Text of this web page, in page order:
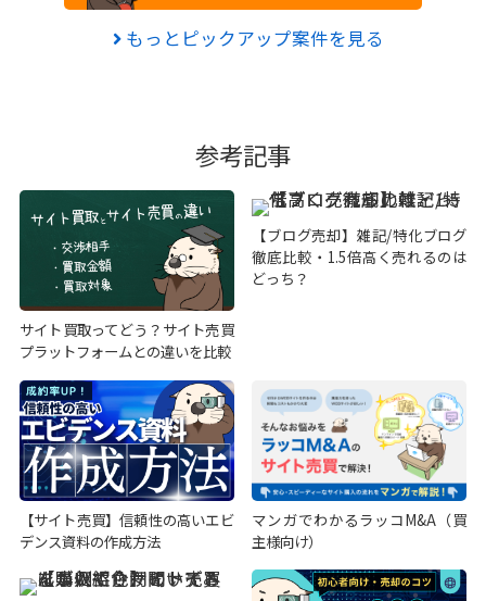
もっとピックアップ案件を見る
参考記事
サイト買取ってどう？サイト売買
プラットフォームとの違いを比較
【ブログ売却】雑記/特化ブログ
徹底比較・1.5倍高く売れるのは
どっち？
【サイト売買】信頼性の高いエビ
デンス資料の作成方法
マンガでわかるラッコM&A（買
主様向け）